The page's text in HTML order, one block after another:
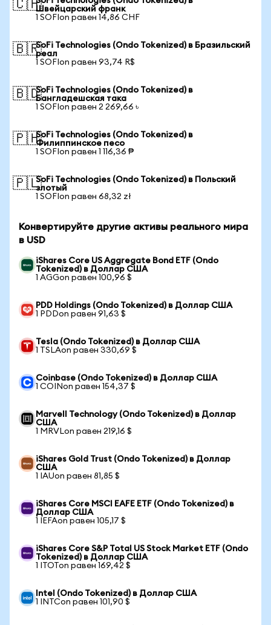
🇨🇭Швейцарский франк
1 SOFIon равен 14,86 CHF
🇧🇷SoFi Technologies (Ondo Tokenized) в Бразильский
реал
1 SOFIon равен 93,74 R$
🇧🇩SoFi Technologies (Ondo Tokenized) в
Бангладешская така
1 SOFIon равен 2 269,66 ৳
🇵🇭SoFi Technologies (Ondo Tokenized) в
Филиппинское песо
1 SOFIon равен 1 116,36 ₱
🇵🇱SoFi Technologies (Ondo Tokenized) в Польский
злотый
1 SOFIon равен 68,32 zł
Конвертируйте другие активы реального мира
в USD
iShares Core US Aggregate Bond ETF (Ondo
Tokenized) в Доллар США
1 AGGon равен 100,96 $
PDD Holdings (Ondo Tokenized) в Доллар США
1 PDDon равен 91,63 $
Tesla (Ondo Tokenized) в Доллар США
1 TSLAon равен 330,69 $
Coinbase (Ondo Tokenized) в Доллар США
1 COINon равен 154,37 $
Marvell Technology (Ondo Tokenized) в Доллар
США
1 MRVLon равен 219,16 $
iShares Gold Trust (Ondo Tokenized) в Доллар
США
1 IAUon равен 81,85 $
iShares Core MSCI EAFE ETF (Ondo Tokenized) в
Доллар США
1 IEFAon равен 105,17 $
iShares Core S&P Total US Stock Market ETF (Ondo
Tokenized) в Доллар США
1 ITOTon равен 169,42 $
Intel (Ondo Tokenized) в Доллар США
1 INTCon равен 101,90 $